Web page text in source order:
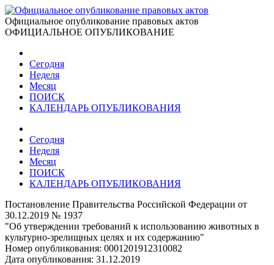
Официальное опубликование правовых актов
ОФИЦИАЛЬНОЕ ОПУБЛИКОВАНИЕ
Сегодня
Неделя
Месяц
ПОИСК
КАЛЕНДАРЬ ОПУБЛИКОВАНИЯ
Сегодня
Неделя
Месяц
ПОИСК
КАЛЕНДАРЬ ОПУБЛИКОВАНИЯ
Постановление Правительства Российской Федерации от
30.12.2019 № 1937
"Об утверждении требований к использованию животных в
культурно-зрелищных целях и их содержанию"
Номер опубликования: 0001201912310082
Дата опубликования: 31.12.2019